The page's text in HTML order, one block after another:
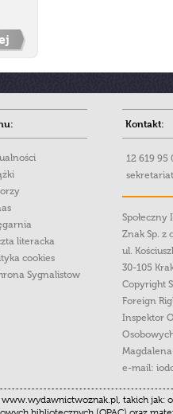
literacka
cookies
Sygnalistow
Kontakt:
12 619 95
Znak Sp. z
ul.
30-105
Copyright
Foreign
Inspektor
e-mail:
takich jak: